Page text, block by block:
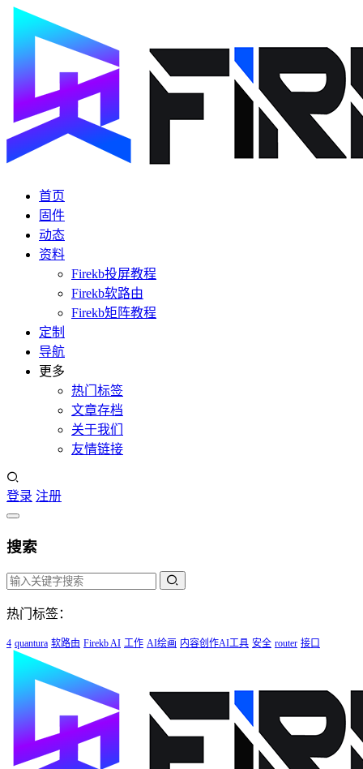
首页
固件
动态
资料
Firekb投屏教程
Firekb软路由
Firekb矩阵教程
定制
导航
更多
热门标签
文章存档
关于我们
友情链接
登录 注册
搜索
热门标签：
4 quantura 软路由 Firekb AI 工作 AI绘画 内容创作AI工具 安全 router 接口